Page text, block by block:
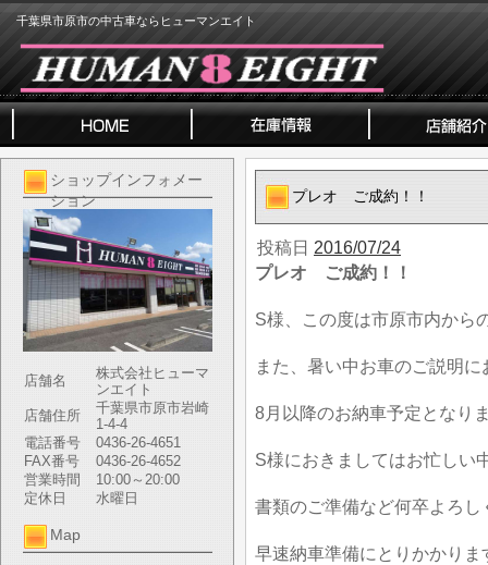
千葉県市原市の中古車ならヒューマンエイト
ショップインフォメー
ション
店舗名
株式会社ヒューマ
ンエイト
店舗住所
千葉県市原市岩崎
1-4-4
電話番号
0436-26-4651
FAX番号
0436-26-4652
営業時間
10:00～20:00
定休日
水曜日
Map
プレオ ご成約！！
投稿日 2016/07/24
プレオ ご成約！！
S様、この度は市原市内から
また、暑い中お車のご説明
8月以降のお納車予定となり
S様におきましてはお忙しい
書類のご準備など何卒よろ
早速納車準備にとりかかりま